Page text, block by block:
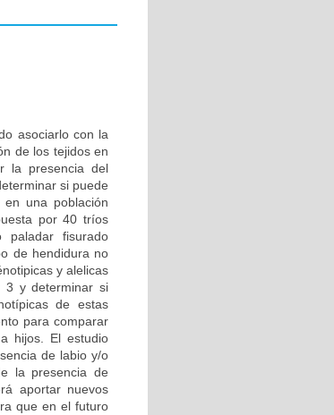
asociarlo con la
de los tejidos en
la presencia del
si puede
una población
por 40 tríos
paladar fisurado
de hendidura no
y alelicas
3 y determinar si
de estas
para comparar
hijos. El estudio
de labio y/o
la presencia de
aportar nuevos
que en el futuro